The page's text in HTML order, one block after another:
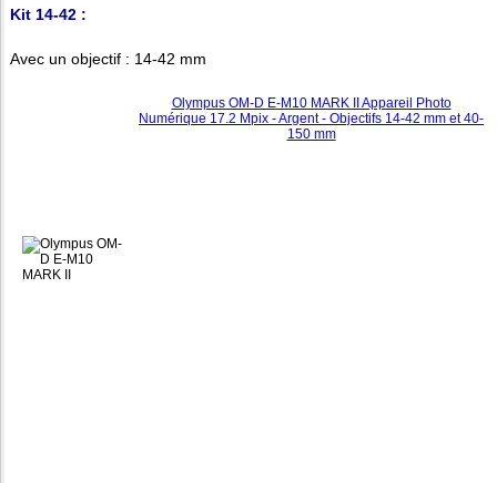
Kit 14-42 :
Avec un objectif : 14-42 mm
Olympus OM-D E-M10 MARK II Appareil Photo
Numérique 17.2 Mpix - Argent - Objectifs 14-42 mm et 40-
150 mm